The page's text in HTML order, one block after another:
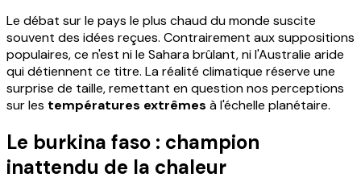
Le débat sur le pays le plus chaud du monde suscite
souvent des idées reçues. Contrairement aux suppositions
populaires, ce n'est ni le Sahara brûlant, ni l'Australie aride
qui détiennent ce titre. La réalité climatique réserve une
surprise de taille, remettant en question nos perceptions
sur les températures extrêmes à l'échelle planétaire.
Le burkina faso : champion
inattendu de la chaleur